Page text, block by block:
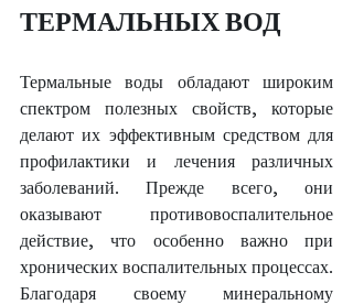
ТЕРМАЛЬНЫХ ВОД
Термальные воды обладают широким
спектром полезных свойств, которые
делают их эффективным средством для
профилактики и лечения различных
заболеваний. Прежде всего, они
оказывают противовоспалительное
действие, что особенно важно при
хронических воспалительных процессах.
Благодаря своему минеральному